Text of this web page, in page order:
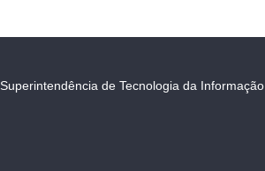
Superintendência de Tecnologia da Informação